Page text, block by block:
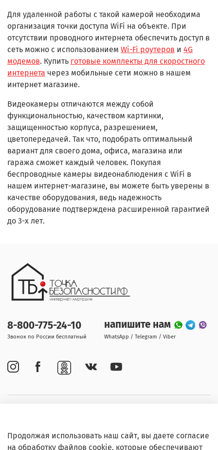
Для удаленной работы с такой камерой необходима
организация точки доступа WiFi на объекте. При
отсутствии проводного интернета обеспечить доступ в
сеть можно с использованием Wi-Fi роутеров и 4G
модемов. Купить готовые комплекты для скоростного
интернета через мобильные сети можно в нашем
интернет магазине.
Видеокамеры отличаются между собой
функциональностью, качеством картинки,
защищенностью корпуса, разрешением,
цветопередачей. Так что, подобрать оптимальный
вариант для своего дома, офиса, магазина или
гаража сможет каждый человек. Покупая
беспроводные камеры видеонаблюдения с WiFi в
нашем интернет-магазине, вы можете быть уверены в
качестве оборудования, ведь надежность
оборудование подтверждена расширенной гарантией
до 3-х лет.
Информация
8-800-775-24-10
Звонок по России бесплатный
напишите нам
WhatsApp / Telegram / Viber
Продолжая использовать наш сайт, вы даете согласие
на обработку файлов cookie, которые обеспечивают